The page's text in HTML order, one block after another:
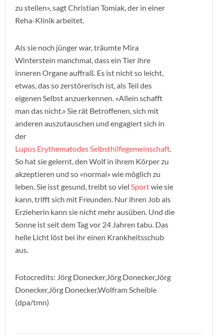
zu stellen», sagt Christian Tomiak, der in einer
Reha-Klinik arbeitet.
Als sie noch jünger war, träumte Mira
Winterstein manchmal, dass ein Tier ihre
inneren Organe auffraß. Es ist nicht so leicht,
etwas, das so zerstörerisch ist, als Teil des
eigenen Selbst anzuerkennen. «Allein schafft
man das nicht.» Sie rät Betroffenen, sich mit
anderen auszutauschen und engagiert sich in
der
Lupus Erythematodes Selbsthilfegemeinschaft.
So hat sie gelernt, den Wolf in ihrem Körper zu
akzeptieren und so «normal» wie möglich zu
leben. Sie isst gesund, treibt so viel Sportwie sie
kann, trifft sich mit Freunden. Nur ihren Job als
Erzieherin kann sie nicht mehr ausüben. Und die
Sonne ist seit dem Tag vor 24 Jahren tabu. Das
helle Licht löst bei ihr einen Krankheitsschub
aus.
Fotocredits: Jörg Donecker,Jörg Donecker,Jörg
Donecker,Jörg Donecker,Wolfram Scheible
(dpa/tmn)